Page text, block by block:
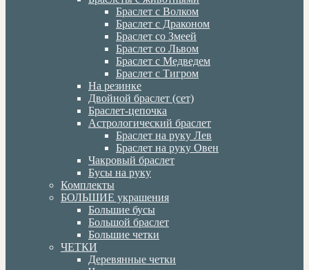
Браслет с Волком
Браслет с Драконом
Браслет со Змеей
Браслет со Львом
Браслет с Медведем
Браслет с Тигром
На резинке
Двойной браслет (сет)
Браслет-цепочка
Астрологический браслет
Браслет на руку Лев
Браслет на руку Овен
Чакровый браслет
Бусы на руку
Комплекты
БОЛЬШИЕ украшения
Большие бусы
Большой браслет
Большие четки
ЧЕТКИ
Деревянные четки